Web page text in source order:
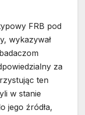
FRB pod
wykazywał
za
ten
w stanie
jego źródła,